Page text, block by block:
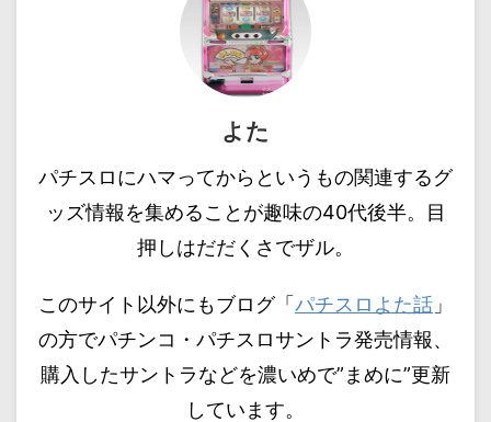
よた
パチスロにハマってからというもの関連するグ
ッズ情報を集めることが趣味の40代後半。目
押しはだだくさでザル。
このサイト以外にもブログ「パチスロよた話 」
の方でパチンコ・パチスロサントラ発売情報、
購入したサントラなどを濃いめで”まめに”更新
しています。